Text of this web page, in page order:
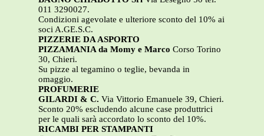
011 3290027.
Condizioni agevolate e ulteriore sconto del 10% ai
soci A.GE.S.C.
PIZZERIE DA ASPORTO
PIZZAMANIA da Momy e Marco Corso Torino
30, Chieri.
Su pizze al tegamino o teglie, bevanda in
omaggio.
PROFUMERIE
GILARDI & C. Via Vittorio Emanuele 39, Chieri.
Sconto 20% escludendo alcune case produttrici
per le quali sarà accordato lo sconto del 10%.
RICAMBI PER STAMPANTI